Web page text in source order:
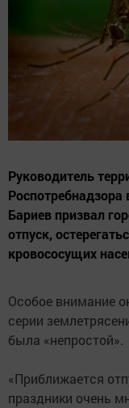
Руководитель
Бариев призвал
отпуск,
кровососущих
Особое внимание
серии
была «непростой».
«Приближается
праздники очень